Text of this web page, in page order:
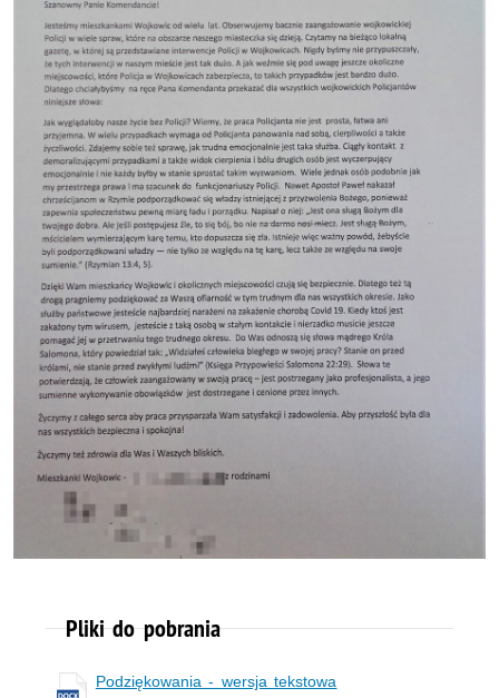
Pliki do pobrania
Podziękowania - wersja tekstowa